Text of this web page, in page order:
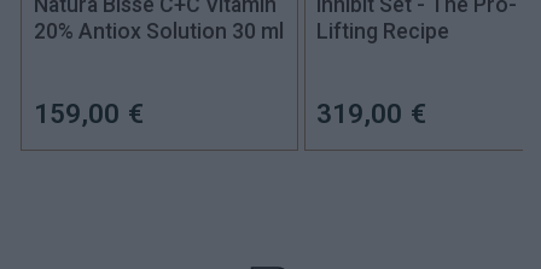
Natura Bissé C+C Vitamin
20% Antiox Solution 30 ml
Inhibit Set - The Pro-
Lifting Recipe